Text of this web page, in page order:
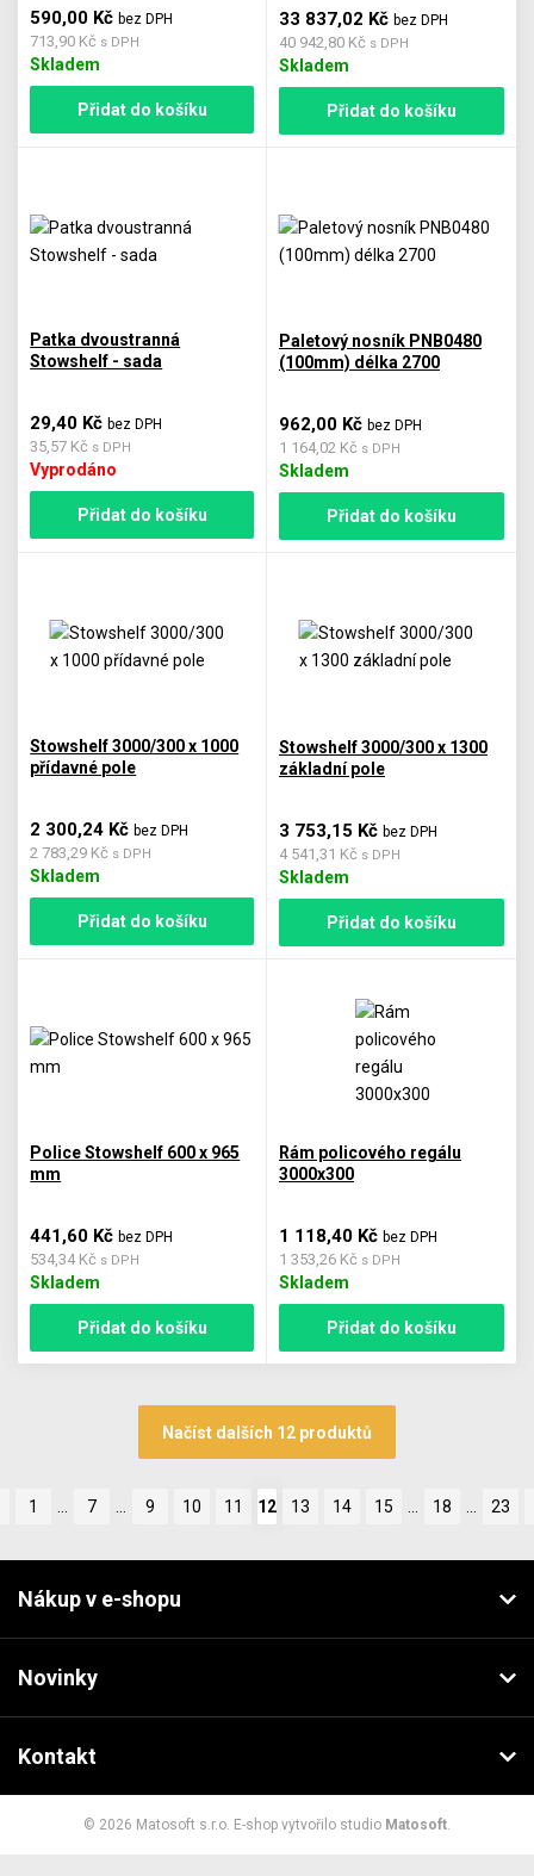
590,00 Kčbez DPH
713,90 Kč s DPH
Skladem
Přidat do košíku
33 837,02 Kč bez DPH
40 942,80 Kč s DPH
Skladem
Přidat do košíku
Patka dvoustranná
Stowshelf - sada
29,40 Kčbez DPH
35,57 Kč s DPH
Vyprodáno
Přidat do košíku
Paletový nosník PNB0480
(100mm) délka 2700
962,00 Kč bez DPH
1 164,02 Kč s DPH
Skladem
Přidat do košíku
Stowshelf 3000/300 x 1000
přídavné pole
2 300,24 Kčbez DPH
2 783,29 Kč s DPH
Skladem
Přidat do košíku
Stowshelf 3000/300 x 1300
základní pole
3 753,15 Kč bez DPH
4 541,31 Kč s DPH
Skladem
Přidat do košíku
Police Stowshelf 600 x 965
mm
441,60 Kčbez DPH
534,34 Kč s DPH
Skladem
Přidat do košíku
Rám policového regálu
3000x300
1 118,40 Kč bez DPH
1 353,26 Kč s DPH
Skladem
Přidat do košíku
Načíst dalších 12 produktů
1 7 9 10 11 12 13 14 15 18 23
Nákup v e-shopu
Novinky
Kontakt
© 2026 Matosoft s.r.o. E-shop vytvořilo studio Matosoft.